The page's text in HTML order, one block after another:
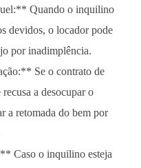
Quando o inquilino
devidos, o locador pode
por inadimplência.
Se o contrato de
a desocupar o
a retomada do bem por
Caso o inquilino esteja